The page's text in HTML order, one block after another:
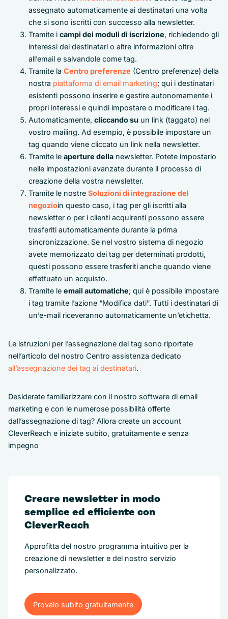
assegnato automaticamente ai destinatari una volta
che si sono iscritti con successo alla newsletter.
Tramite i campi dei moduli di iscrizione, richiedendo gli
interessi dei destinatari o altre informazioni oltre
all’email e salvandole come tag.
Tramite la Centro preferenze (Centro preferenze) della
nostra piattaforma di email marketing; qui i destinatari
esistenti possono inserire e gestire autonomamente i
propri interessi e quindi impostare o modificare i tag.
Automaticamente, cliccando su un link (taggato) nel
vostro mailing. Ad esempio, è possibile impostare un
tag quando viene cliccato un link nella newsletter.
Tramite le aperture della newsletter. Potete impostarlo
nelle impostazioni avanzate durante il processo di
creazione della vostra newsletter.
Tramite le nostre Soluzioni di integrazione del
negozioin questo caso, i tag per gli iscritti alla
newsletter o per i clienti acquirenti possono essere
trasferiti automaticamente durante la prima
sincronizzazione. Se nel vostro sistema di negozio
avete memorizzato dei tag per determinati prodotti,
questi possono essere trasferiti anche quando viene
effettuato un acquisto.
Tramite le email automatiche; qui è possibile impostare
i tag tramite l’azione “Modifica dati”. Tutti i destinatari di
un’e-mail riceveranno automaticamente un’etichetta.
Le istruzioni per l’assegnazione dei tag sono riportate
nell’articolo del nostro Centro assistenza dedicato
all’assegnazione dei tag ai destinatari.
Desiderate familiarizzare con il nostro software di email
marketing e con le numerose possibilità offerte
dall’assegnazione di tag? Allora create un account
CleverReach e iniziate subito, gratuitamente e senza
impegno
Creare newsletter in modo
semplice ed efficiente con
CleverReach
Approfitta del nostro programma intuitivo per la
creazione di newsletter e del nostro servizio
personalizzato.
Provalo subito gratuitamente
Provalo subito gratuitamente